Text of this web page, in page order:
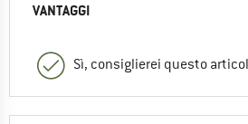
VANTAGGI
Sì, consiglierei questo